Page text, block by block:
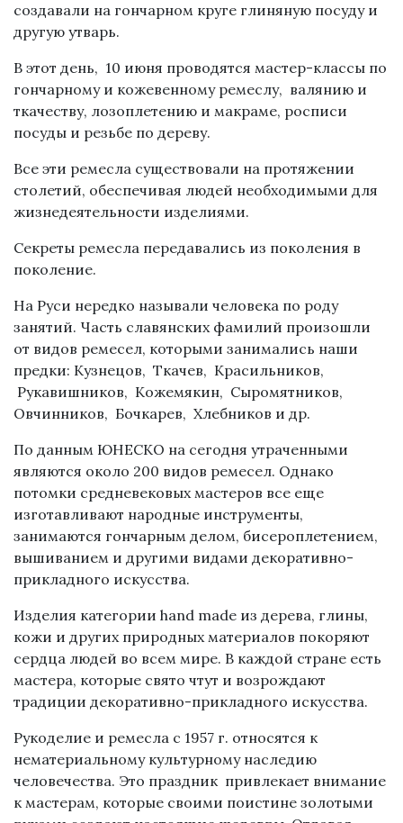
создавали на гончарном круге глиняную посуду и
другую утварь.
В этот день, 10 июня проводятся мастер-классы по
гончарному и кожевенному ремеслу, валянию и
ткачеству, лозоплетению и макраме, росписи
посуды и резьбе по дереву.
Все эти ремесла существовали на протяжении
столетий, обеспечивая людей необходимыми для
жизнедеятельности изделиями.
Секреты ремесла передавались из поколения в
поколение.
На Руси нередко называли человека по роду
занятий. Часть славянских фамилий произошли
от видов ремесел, которыми занимались наши
предки: Кузнецов, Ткачев, Красильников,
Рукавишников, Кожемякин, Сыромятников,
Овчинников, Бочкарев, Хлебников и др.
По данным ЮНЕСКО на сегодня утраченными
являются около 200 видов ремесел. Однако
потомки средневековых мастеров все еще
изготавливают народные инструменты,
занимаются гончарным делом, бисероплетением,
вышиванием и другими видами декоративно-
прикладного искусства.
Изделия категории hand made из дерева, глины,
кожи и других природных материалов покоряют
сердца людей во всем мире. В каждой стране есть
мастера, которые свято чтут и возрождают
традиции декоративно-прикладного искусства.
Рукоделие и ремесла с 1957 г. относятся к
нематериальному культурному наследию
человечества. Это праздник привлекает внимание
к мастерам, которые своими поистине золотыми